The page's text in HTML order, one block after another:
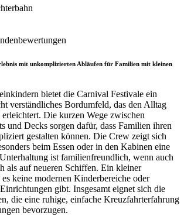
mit unkomplizierten Abläufen für Familien mit kleinen
bietet die Carnival Festivale ein
verständliches Bordumfeld, das den Alltag
Die kurzen Wege zwischen
und Decks sorgen dafür, dass Familien ihren
gestalten können. Die Crew zeigt sich
beim Essen oder in den Kabinen eine
ist familienfreundlich, wenn auch
als auf neueren Schiffen. Ein kleiner
keine modernen Kinderbereiche oder
gibt. Insgesamt eignet sich die
die eine ruhige, einfache Kreuzfahrterfahrung
bevorzugen.